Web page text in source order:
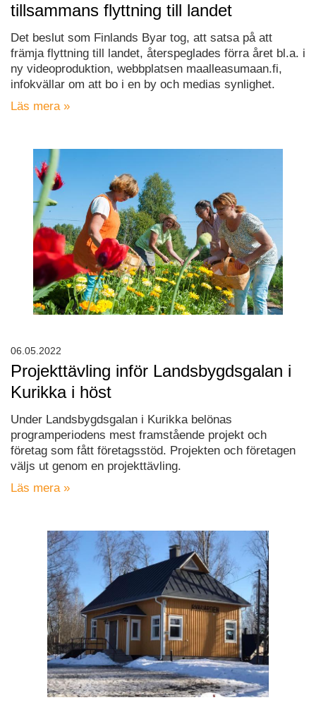
tillsammans flyttning till landet
Det beslut som Finlands Byar tog, att satsa på att
främja flyttning till landet, återspeglades förra året bl.a. i
ny videoproduktion, webbplatsen maalleasumaan.fi,
infokvällar om att bo i en by och medias synlighet.
Läs mera »
Projekttävling inför Landsbygdsgalan i
Kurikka i höst
Under Landsbygdsgalan i Kurikka belönas
programperiodens mest framstående projekt och
företag som fått företagsstöd. Projekten och företagen
väljs ut genom en projekttävling.
Läs mera »
06.05.2022